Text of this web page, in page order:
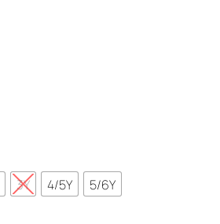
3Y 4/5Y
5/6Y